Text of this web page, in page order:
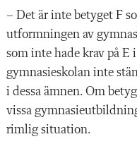
– Det är inte betyget F
utformningen av
som inte hade krav på E
gymnasieskolan inte
i dessa ämnen. Om
vissa
rimlig situation.